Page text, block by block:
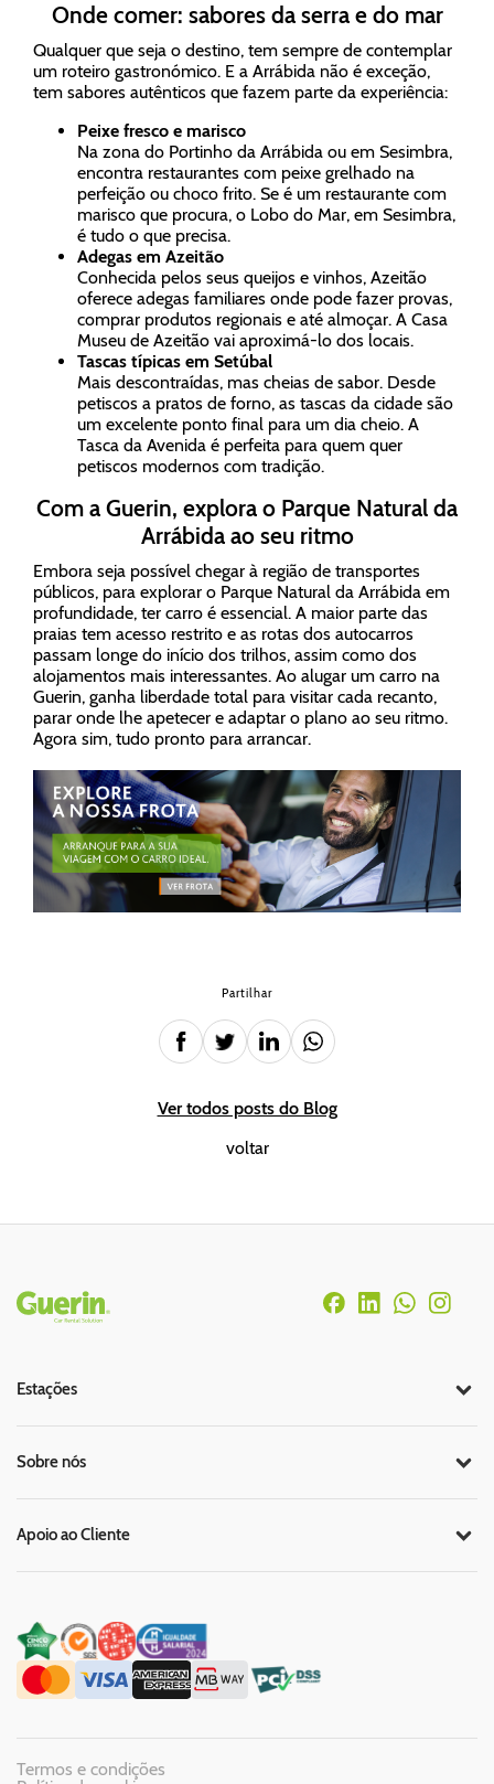
Onde comer: sabores da serra e do mar
Qualquer que seja o destino, tem sempre de contemplar
um roteiro gastronómico. E a Arrábida não é exceção,
tem sabores autênticos que fazem parte da experiência:
Peixe fresco e marisco
Na zona do Portinho da Arrábida ou em Sesimbra,
encontra restaurantes com peixe grelhado na
perfeição ou choco frito. Se é um restaurante com
marisco que procura, o Lobo do Mar, em Sesimbra,
é tudo o que precisa.
Adegas em Azeitão
Conhecida pelos seus queijos e vinhos, Azeitão
oferece adegas familiares onde pode fazer provas,
comprar produtos regionais e até almoçar. A Casa
Museu de Azeitão vai aproximá-lo dos locais.
Tascas típicas em Setúbal
Mais descontraídas, mas cheias de sabor. Desde
petiscos a pratos de forno, as tascas da cidade são
um excelente ponto final para um dia cheio. A
Tasca da Avenida é perfeita para quem quer
petiscos modernos com tradição.
Com a Guerin, explora o Parque Natural da
Arrábida ao seu ritmo
Embora seja possível chegar à região de transportes
públicos, para explorar o Parque Natural da Arrábida em
profundidade, ter carro é essencial. A maior parte das
praias tem acesso restrito e as rotas dos autocarros
passam longe do início dos trilhos, assim como dos
alojamentos mais interessantes. Ao alugar um carro na
Guerin, ganha liberdade total para visitar cada recanto,
parar onde lhe apetecer e adaptar o plano ao seu ritmo.
Agora sim, tudo pronto para arrancar.
Partilhar
Ver todos posts do Blog
voltar
Rodapé
Estações
Sobre nós
Apoio ao Cliente
Termos e condições